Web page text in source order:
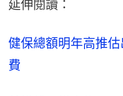
延伸閱讀：
健保總額明年高推
費